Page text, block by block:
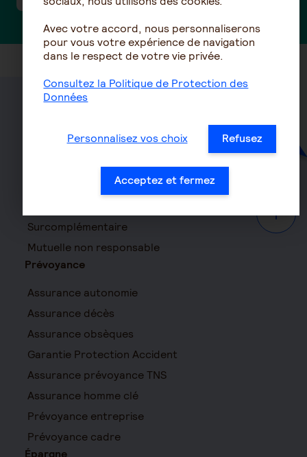
Haut
Mutuelle
Mutuelle Hospitalisation
Surcomplémentaire
Mutuelle non responsable
Prévoyance
Assurance autonomie
Assurance décès
Assurance obsèques
Garantie Protection Accident
Assurance prévoyance TNS
Assurance homme clé
Prévoyance entreprise
Prévoyance cadre
Épargne
Avec votre accord, nous personnaliserons
pour vous votre expérience de navigation
dans le respect de votre vie privée.
Consultez la Politique de Protection des
Données
Personnalisez vos choix Refusez
Acceptez et fermez